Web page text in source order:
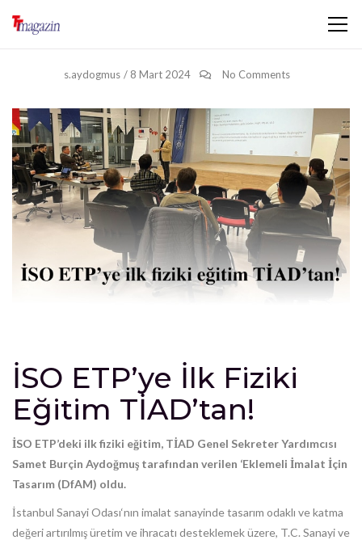
s.aydogmus / 8 Mart 2024 No Comments
İSO ETP’ye İlk Fiziki
Eğitim TİAD’tan!
İSO ETP’deki ilk fiziki eğitim, TİAD Genel Sekreter Yardımcısı
Samet Burçin Aydoğmuş tarafından verilen ‘Eklemeli İmalat İçin
Tasarım (DfAM) oldu.
İstanbul Sanayi Odası‘nın imalat sanayinde tasarım odaklı ve katma
değeri artırılmış üretim ve ihracatı desteklemek üzere, T.C. Sanayi ve